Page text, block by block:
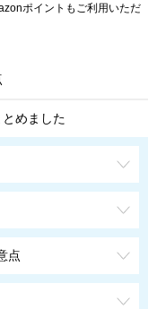
ポイントもご利用いただ
めました
点